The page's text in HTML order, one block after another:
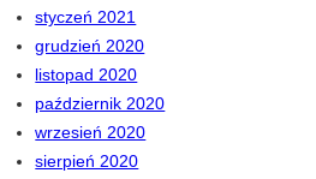
styczeń 2021
grudzień 2020
listopad 2020
październik 2020
wrzesień 2020
sierpień 2020